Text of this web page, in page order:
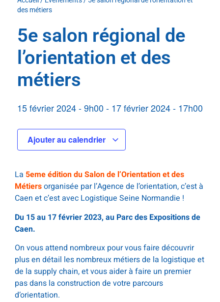
des métiers
5e salon régional de
l’orientation et des
métiers
15 février 2024-9h00- 17 février 2024- 17h00
Ajouter au calendrier
La 5eme édition du Salon de l’Orientation et des
Métiersorganisée par l’Agence de l’orientation, c’est à
Caen et c’est avec Logistique Seine Normandie !
Du 15 au 17 février 2023, au Parc des Expositions de
Caen.
On vous attend nombreux pour vous faire découvrir
plus en détail les nombreux métiers de la logistique et
de la supply chain, et vous aider à faire un premier
pas dans la construction de votre parcours
d’orientation.